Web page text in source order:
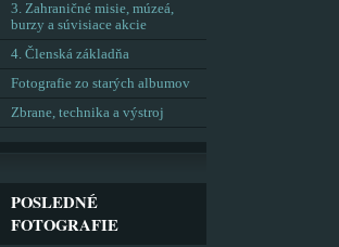
3. Zahraničné misie, múzeá,
burzy a súvisiace akcie
4. Členská základňa
Fotografie zo starých albumov
Zbrane, technika a výstroj
POSLEDNÉ
FOTOGRAFIE